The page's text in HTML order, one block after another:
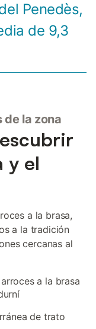
Penedès,
de 9,3
la zona
y el
a la brasa,
a la tradición
cercanas al
a la brasa
de trato